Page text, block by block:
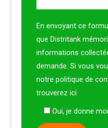
En envoyant ce
que Distritank
informations
demande. Si vous
notre politique de
trouverez ici
Oui, je donne